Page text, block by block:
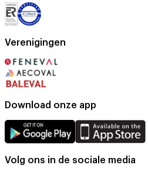
Verenigingen
Download onze app
Volg ons in de sociale media